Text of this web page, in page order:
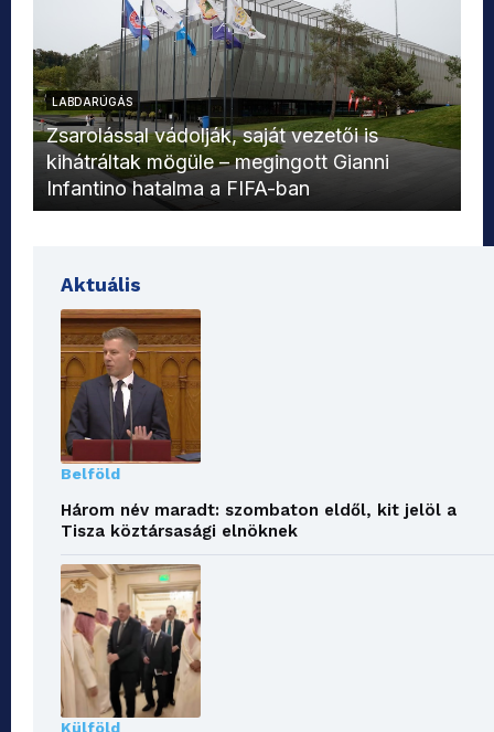
LABDARÚGÁS
Zsarolással vádolják, saját vezetői is
kihátráltak mögüle – megingott Gianni
Infantino hatalma a FIFA-ban
Aktuális
Belföld
Három név maradt: szombaton eldől, kit jelöl a
Tisza köztársasági elnöknek
Külföld